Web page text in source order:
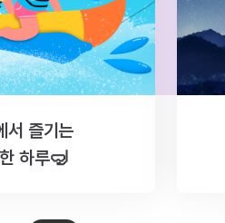
서 즐기는
하루🤿